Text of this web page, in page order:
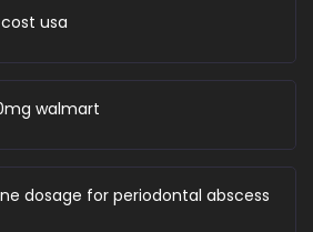
usa
walmart
dosage for periodontal abscess